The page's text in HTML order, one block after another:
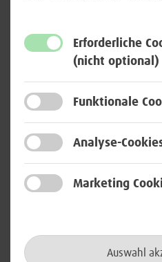
Erforderliche
(nicht optional)
Funktionale
Analyse-
Marketing
Auswahl
Ebene zu
WIR BIETEN:
Durch
gesellschaftlich
gewährleisten wir
IT-Betrieb und die
Das Ziel eint uns.
ein